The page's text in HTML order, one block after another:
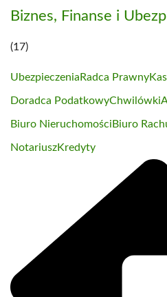
Biznes, Finanse i
(17)
Ubezpieczenia Radca Prawny
Doradca PodatkowyChwilówki
Biuro Nieruchomości Biuro
NotariuszKredyty